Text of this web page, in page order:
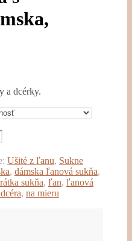
a dcérky.
Ušité z ľanu, Sukne
, dámska ľanová sukňa,
sukňa, ľan, ľanová
, na mieru